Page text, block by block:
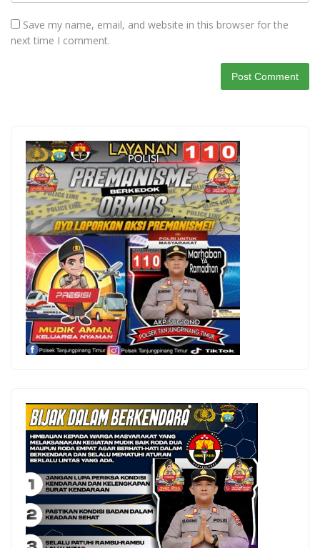
Save my name, email, and website in this browser for the
next time I comment.